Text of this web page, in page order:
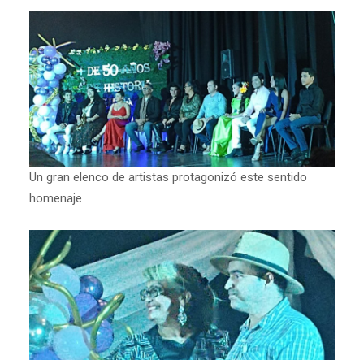
Un gran elenco de artistas protagonizó este sentido
homenaje